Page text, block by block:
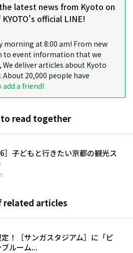
latest news from Kyoto on
official LINE!
morning at 8:00 am! From new
event information that we
deliver articles about Kyoto
20,000 people have
a friend!
read together
］子どもと行きたい京都の観光ス
related articles
！［サンガスタジアム］に「ピ
ルーム...